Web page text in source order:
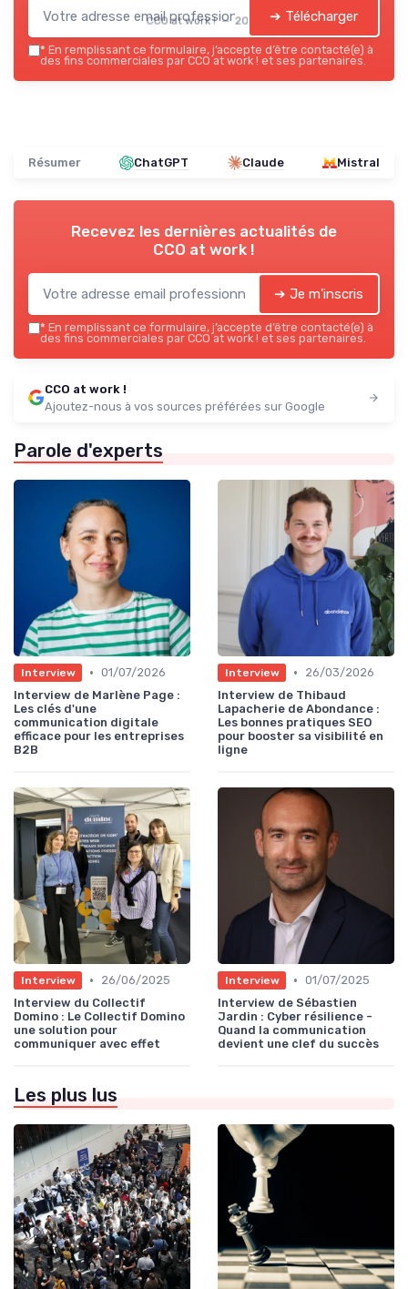
CCO at work ! — 2026 ➔ Télécharger
* En remplissant ce formulaire, j’accepte d’être contacté(e) à
des fins commerciales par CCO at work ! et ses partenaires.
Résumer ChatGPT Claude Mistral
Recevez les dernières actualités de
CCO at work !
➔ Je m'inscris
* En remplissant ce formulaire, j’accepte d’être contacté(e) à
des fins commerciales par CCO at work ! et ses partenaires.
CCO at work !
Ajoutez-nous à vos sources préférées sur Google
Parole d'experts
Interview • 01/07/2026
Interview de Marlène Page :
Les clés d'une
communication digitale
efficace pour les entreprises
B2B
Interview •
26/03/2026
Interview de Thibaud
Lapacherie de Abondance :
Les bonnes pratiques SEO
pour booster sa visibilité en
ligne
Interview •
26/06/2025
Interview du Collectif
Domino : Le Collectif Domino
une solution pour
communiquer avec effet
Interview • 01/07/2025
Interview de Sébastien
Jardin : Cyber résilience -
Quand la communication
devient une clef du succès
Les plus lus